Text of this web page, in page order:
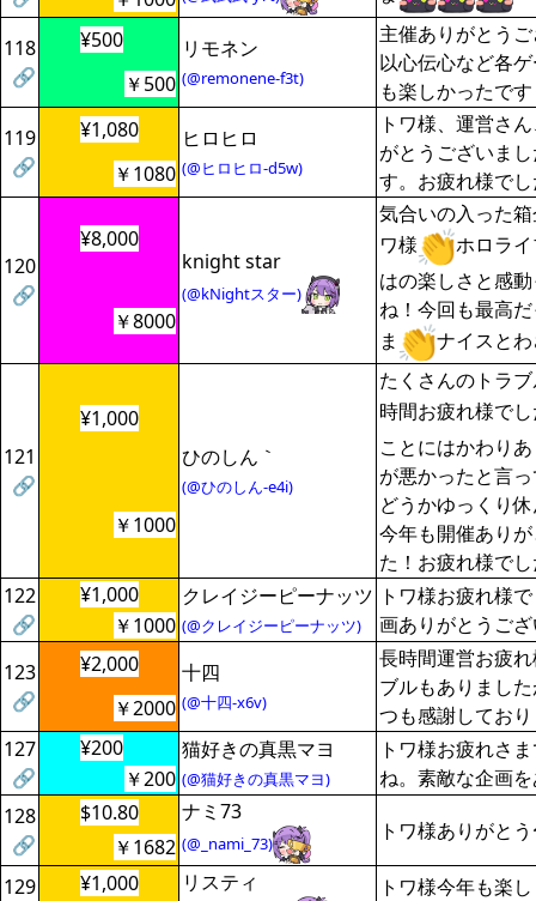
118
🔗
¥500 リモネン
(@remonene-f3t)
主催ありがとう
以心伝心など各
も楽しかったです
￥500
119
🔗
¥1,080 ヒロヒロ
(@ヒロヒロ-d5w)
トワ様、運営さ
がとうございま
す。お疲れ様で
￥1080
120
🔗
¥8,000
knight star
(@kNightスター)
気合いの入った
ワ様
ホロラ
はの楽しさと感
ね！今回も最高
ま
ナイスと
￥8000
121
🔗
¥1,000
ひのしん｀
(@ひのしん-e4i)
たくさんのトラ
時間お疲れ様で
ことにはかわり
が悪かったと言
どうかゆっくり
今年も開催あり
た！お疲れ様で
￥1000
122
🔗
¥1,000 クレイジーピーナッツ
(@クレイジーピーナッツ)
トワ様お疲れ様
画ありがとうご
￥1000
123
🔗
¥2,000 十四
(@十四-x6v)
長時間運営お疲
ブルもありまし
つも感謝してお
￥2000
127
🔗
¥200 猫好きの真黒マヨ
(@猫好きの真黒マヨ)
トワ様お疲れさ
ね。素敵な企画
￥200
128
🔗
$10.80 ナミ73
(@_nami_73)
トワ様ありがと
￥1682
129
¥1,000 リスティ
トワ様今年も楽